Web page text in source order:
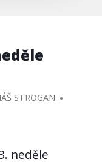
A STROGAN
neděle